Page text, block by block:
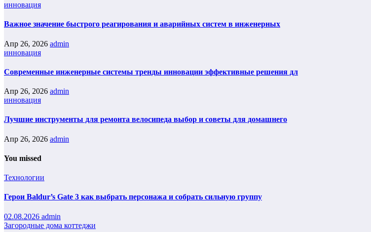
инновация
Важное значение быстрого реагирования и аварийных систем в инженерных
Апр 26, 2026 admin
инновация
Современные инженерные системы тренды инновации эффективные решения дл
Апр 26, 2026 admin
инновация
Лучшие инструменты для ремонта велосипеда выбор и советы для домашнего
Апр 26, 2026 admin
You missed
Технологии
Герои Baldur’s Gate 3 как выбрать персонажа и собрать сильную группу
02.08.2026 admin
Загородные дома коттеджи